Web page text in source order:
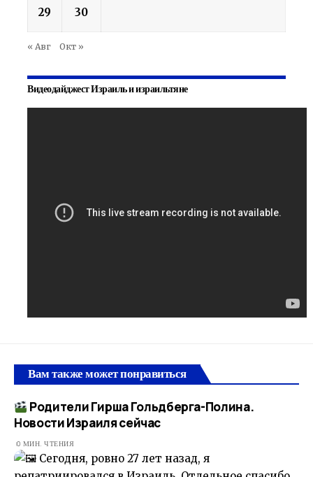
29 30
« Авг Окт »
Видеодайджест Израиль и израильтяне
Вам также может понравиться
Родители Гирша Гольдберга-Полина.​
Новости Израиля сейчас
0 МИН. ЧТЕНИЯ